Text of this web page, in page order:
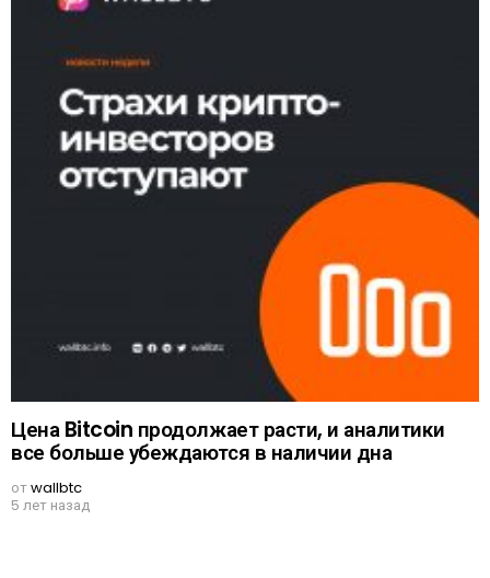
Цена Bitcoin продолжает расти, и аналитики
все больше убеждаются в наличии дна
отwallbtc
5 лет назад